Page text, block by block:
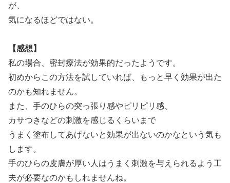
が、
気になるほどではない。
【感想】
私の場合、密封療法が効果的だったようです。
初めからこの方法を試していれば、もっと早く効果が出た
のかも知れません。
また、手のひらの突っ張り感やピリピリ感、
カサつきなどの刺激を感じるくらいまで
うまく塗布してあげないと効果が出ないのかなという気も
します。
手のひらの皮膚が厚い人はうまく刺激を与えられるよう工
夫が必要なのかもしれませんね。